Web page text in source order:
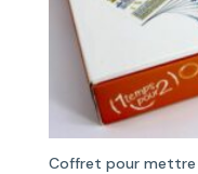
Coffret pour mettre